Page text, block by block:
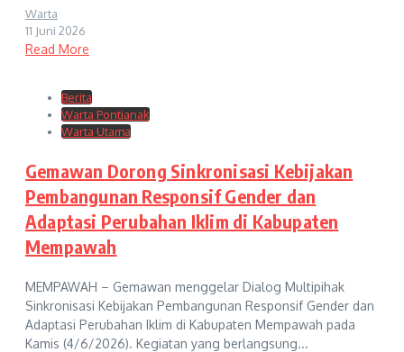
Warta
11 Juni 2026
Read More
Berita
Warta Pontianak
Warta Utama
Gemawan Dorong Sinkronisasi Kebijakan
Pembangunan Responsif Gender dan
Adaptasi Perubahan Iklim di Kabupaten
Mempawah
MEMPAWAH – Gemawan menggelar Dialog Multipihak
Sinkronisasi Kebijakan Pembangunan Responsif Gender dan
Adaptasi Perubahan Iklim di Kabupaten Mempawah pada
Kamis (4/6/2026). Kegiatan yang berlangsung...